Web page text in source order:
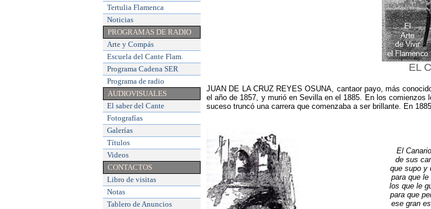
Tertulia Flamenca
Noticias
PROGRAMAS DE RADIO
Arte y Compás
Escuela del Cante Flam.
Programa Cadena SER
Programa de radio
AUDIOVISUALES
El saber del Cante
Fotografías
Galerías
Títulos
Videos
CONTACTOS
Libro de visitas
Notas
Tablero de Anuncios
EL
JUAN DE LA CRUZ REYES OSUNA, cantaor payo, más
el año de 1857, y murió en Sevilla en el 1885. En los
suceso truncó una carrera que comenzaba a ser brillante. En
El
de sus
que supo y
para que le
los que le
para que
ese gran